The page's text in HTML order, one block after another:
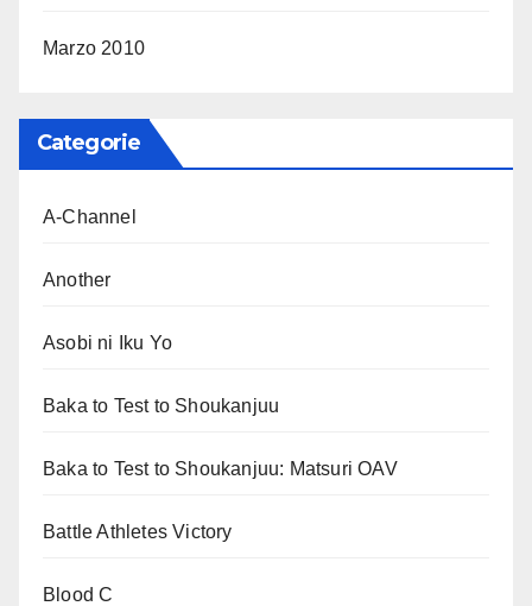
Marzo 2010
Categorie
A-Channel
Another
Asobi ni Iku Yo
Baka to Test to Shoukanjuu
Baka to Test to Shoukanjuu: Matsuri OAV
Battle Athletes Victory
Blood C